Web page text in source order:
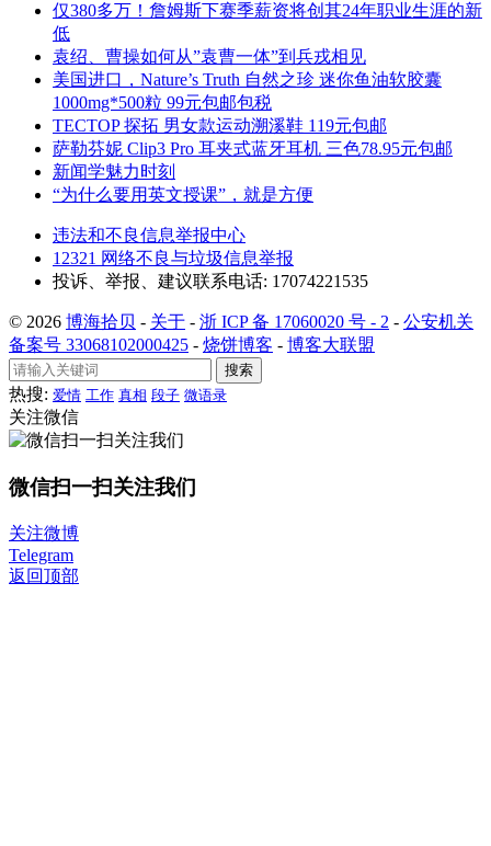
仅380多万！詹姆斯下赛季薪资将创其24年职业生涯的新
低
袁绍、曹操如何从”袁曹一体”到兵戎相见
美国进口，Nature’s Truth 自然之珍 迷你鱼油软胶囊
1000mg*500粒 99元包邮包税
TECTOP 探拓 男女款运动溯溪鞋 119元包邮
萨勒芬妮 Clip3 Pro 耳夹式蓝牙耳机 三色78.95元包邮
新闻学魅力时刻
“为什么要用英文授课”，就是方便
违法和不良信息举报中心
12321 网络不良与垃圾信息举报
投诉、举报、建议联系电话: 17074221535
© 2026 博海拾贝 - 关于 - 浙 ICP 备 17060020 号 - 2 - 公安机关
备案号 33068102000425 - 烧饼博客 - 博客大联盟
搜索
热搜: 爱情 工作 真相 段子 微语录
关注微信
微信扫一扫关注我们
关注微博
Telegram
返回顶部